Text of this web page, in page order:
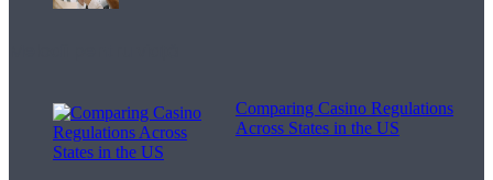
Comparing Casino Regulations
Across States in the US